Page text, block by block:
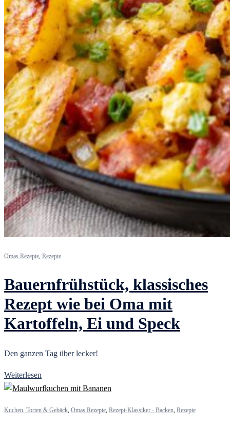
Omas Rezepte Rezepte
Bauernfrühstück, klassisches
Rezept wie bei Oma mit
Kartoffeln, Ei und Speck
Den ganzen Tag über lecker!
Weiterlesen
Kuchen, Torten & Gebäck, Omas Rezepte, Rezept-Klassiker - Backen, Rezepte